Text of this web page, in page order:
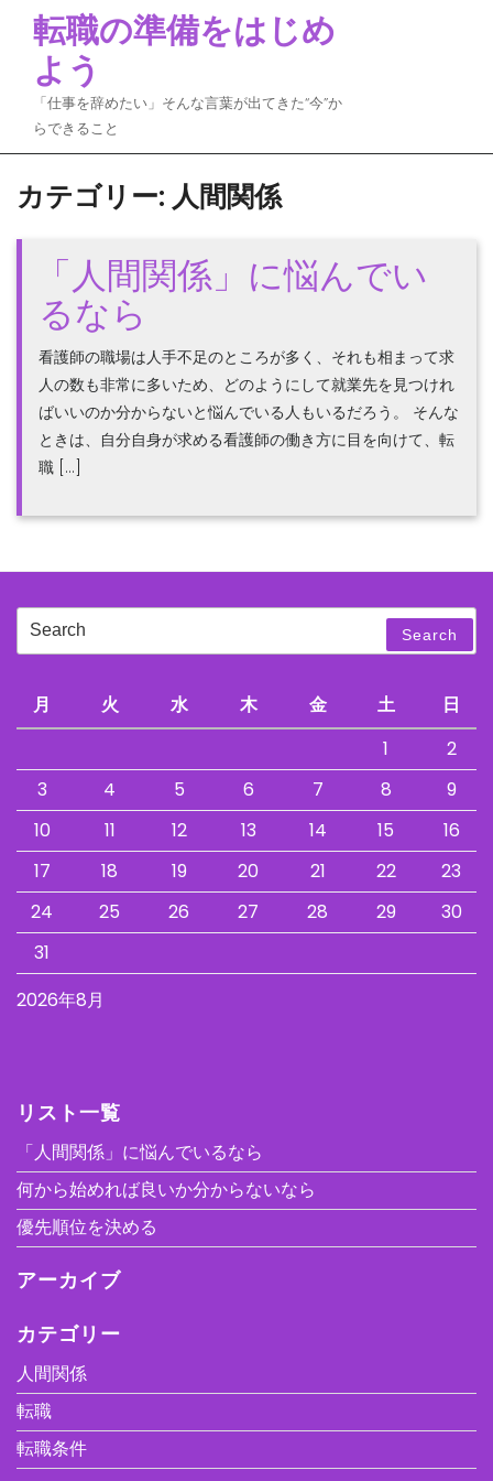
content
転職の準備をはじめ
よう
「仕事を辞めたい」そんな言葉が出てきた“今”か
らできること
カテゴリー: 人間関係
「人間関係」に悩んでい
るなら
看護師の職場は人手不足のところが多く、それも相まって求
人の数も非常に多いため、どのようにして就業先を見つけれ
ばいいのか分からないと悩んでいる人もいるだろう。 そんな
ときは、自分自身が求める看護師の働き方に目を向けて、転
職 […]
Search
Search
2026年8月
月 火 水 木 金 土
日
1
2
3
4 5 6 7 8
9
10
11 12 13 14 15
16
17
18 19 20 21 22
23
24
25 26 27 28 29
30
31
リスト一覧
「人間関係」に悩んでいるなら
何から始めれば良いか分からないなら
優先順位を決める
アーカイブ
カテゴリー
人間関係
転職
転職条件